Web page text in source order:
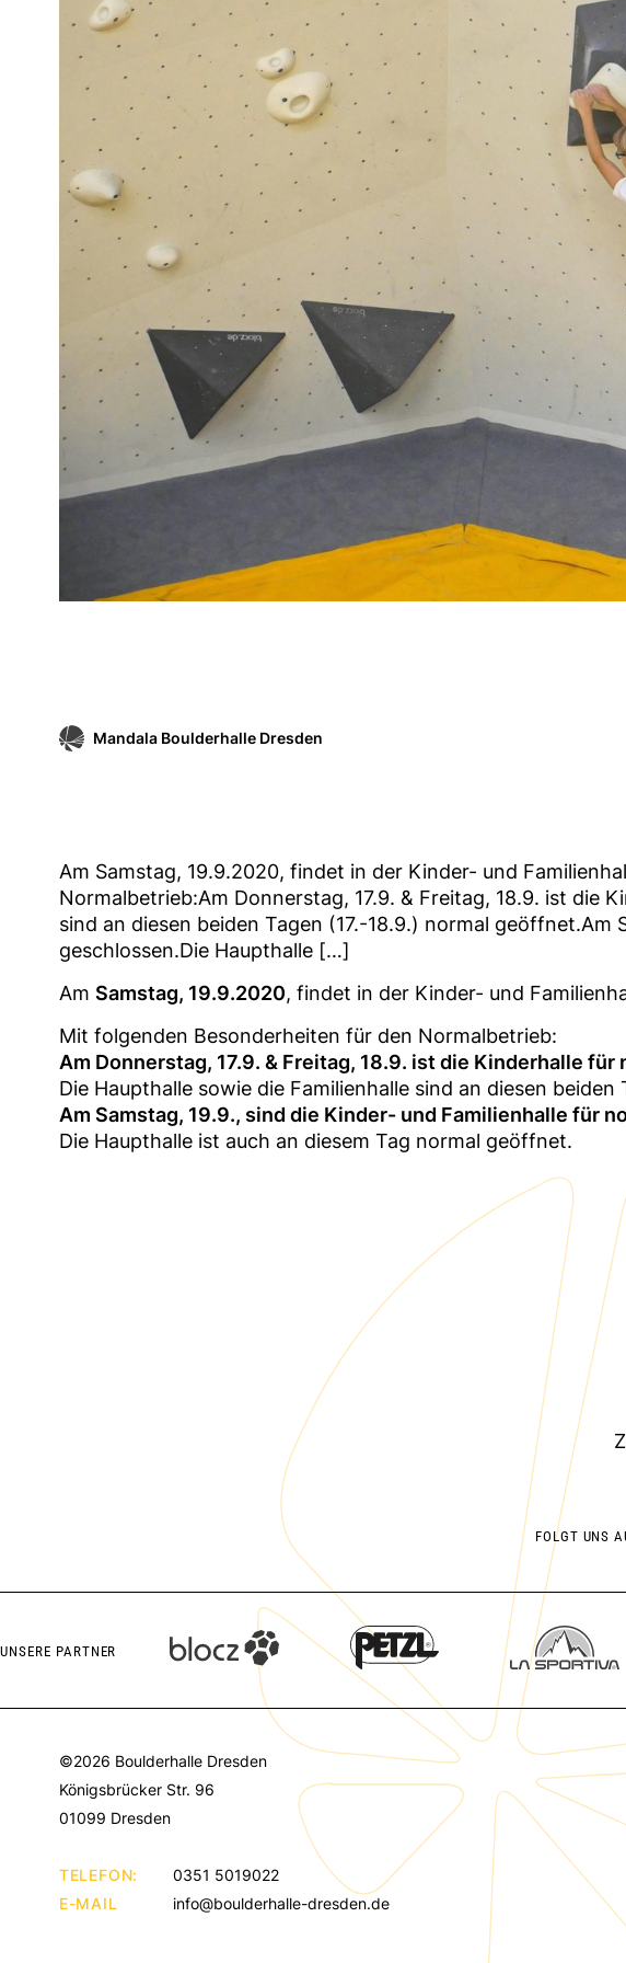
Mandala Boulderhalle Dresden
Am Samstag, 19.9.2020, findet in der Kinder- und
Normalbetrieb:Am Donnerstag, 17.9. & Freitag, 18.9. ist die
sind an diesen beiden Tagen (17.-18.9.) normal
geschlossen.Die Haupthalle […]
Am Samstag, 19.9.2020, findet in der Kinder- und
Mit folgenden Besonderheiten für den Normalbetrieb:
Am Donnerstag, 17.9. & Freitag, 18.9. ist die Kinderhalle
Die Haupthalle sowie die Familienhalle sind an diesen
Am Samstag, 19.9., sind die Kinder- und Familienhalle für
Die Haupthalle ist auch an diesem Tag normal geöffnet.
FOLGT UNS
UNSERE PARTNER
©2026 Boulderhalle Dresden
Königsbrücker Str. 96
01099 Dresden
TELEFON:
0351 5019022
E-MAIL
info@boulderhalle-dresden.de